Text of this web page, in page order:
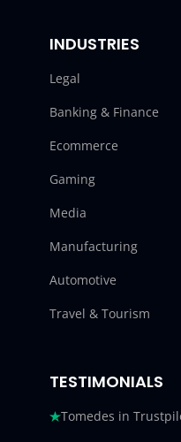
INDUSTRIES
Legal
Banking & Finance
Ecommerce
Gaming
Media
Manufacturing
Automotive
Travel & Tourism
TESTIMONIALS
Tomedes in